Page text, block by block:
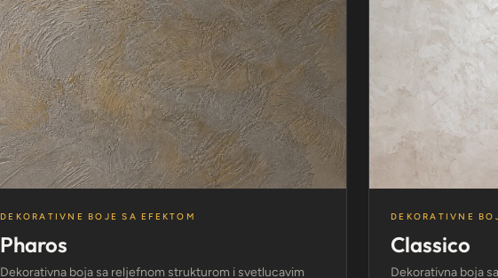
DEKORATIVNE BOJE SA EFEKTOM
Pharos
Dekorativna boja sa reljefnom strukturom i svetlucavim
DEKORATIVNE
Classico
Dekorativna boja